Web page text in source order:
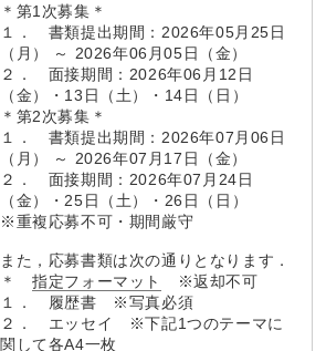
＊第1次募集＊
１． 書類提出期間：2026年05月25日
（月） ～ 2026年06月05日（金）
２． 面接期間：2026年06月12日
（金）・13日（土）・14日（日）
＊第2次募集＊
１． 書類提出期間：2026年07月06日
（月） ～ 2026年07月17日（金）
２． 面接期間：2026年07月24日
（金）・25日（土）・26日（日）
※重複応募不可・期間厳守
また，応募書類は次の通りとなります．
＊指定フォーマット
※返却不可
１． 履歴書 ※写真必須
２． エッセイ ※下記1つのテーマに
関して各A4一枚